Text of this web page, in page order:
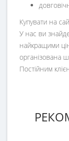
Купувати на
У нас ви
найкращими
організована
Постійним